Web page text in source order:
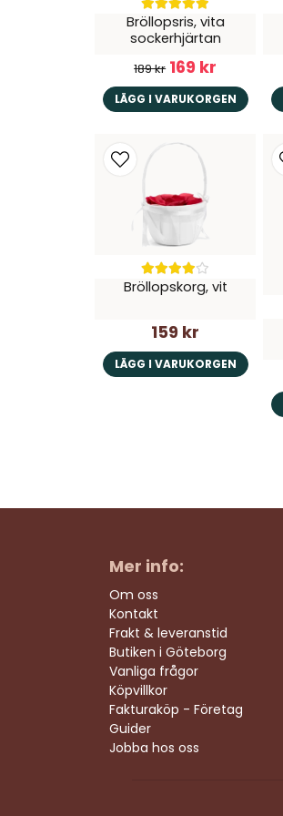
Bröllopsris, vita
sockerhjärtan
189 kr 169 kr
LÄGG I VARUKORGEN
Bröllopskorg, vit
159 kr
LÄGG I VARUKORGEN
Mer info:
Om oss
Kontakt
Frakt & leveranstid
Butiken i Göteborg
Vanliga frågor
Köpvillkor
Fakturaköp - Företag
Guider
Jobba hos oss